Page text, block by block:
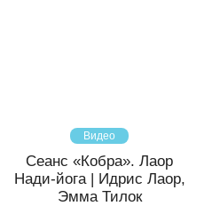
Видео
Сеанс «Кобра». Лаор
Нади-йога | Идрис Лаор,
Эмма Тилок